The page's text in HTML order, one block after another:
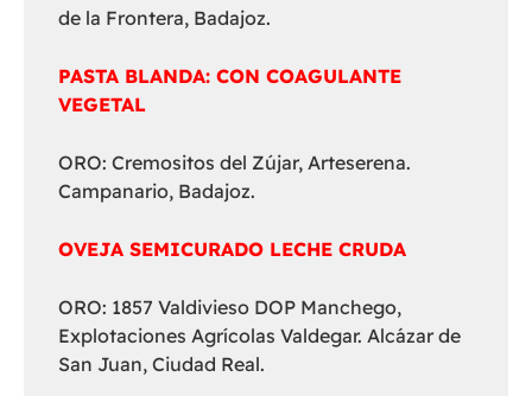
de la Frontera, Badajoz.
PASTA BLANDA: CON COAGULANTE
VEGETAL
ORO: Cremositos del Zújar, Arteserena.
Campanario, Badajoz.
OVEJA SEMICURADO LECHE CRUDA
ORO: 1857 Valdivieso DOP Manchego,
Explotaciones Agrícolas Valdegar. Alcázar de
San Juan, Ciudad Real.